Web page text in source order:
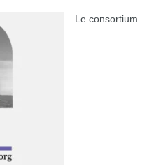
Le consortium